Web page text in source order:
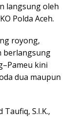
langsung oleh
Polda Aceh.
royong,
berlangsung
kini
dua maupun
S.I.K.,